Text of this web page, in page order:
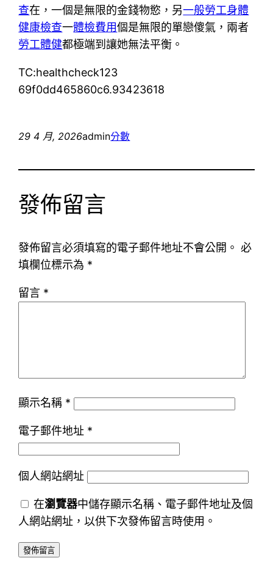
查在，一個是無限的金錢物慾，另一般勞工身體
健康檢查一體檢費用個是無限的單戀傻氣，兩者
勞工體健都極端到讓她無法平衡。
TC:healthcheck123
69f0dd465860c6.93423618
29 4 月, 2026admin分數
發佈留言
發佈留言必須填寫的電子郵件地址不會公開。 必
填欄位標示為 *
留言 *
顯示名稱 *
電子郵件地址 *
個人網站網址
在瀏覽器中儲存顯示名稱、電子郵件地址及個
人網站網址，以供下次發佈留言時使用。